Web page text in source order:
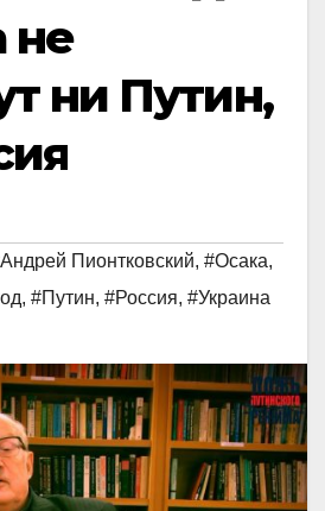
не
ни Путин,
Пионтковский, #Осака,
, #Путин, #Россия, #Украинa